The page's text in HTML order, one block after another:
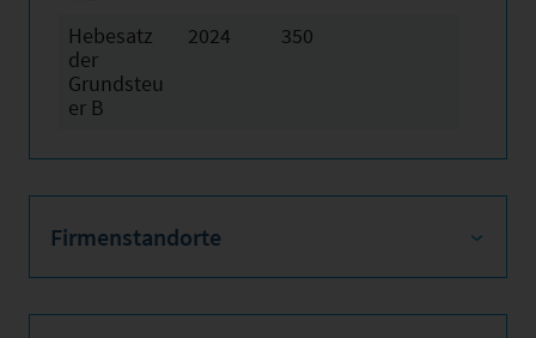
Hebesatz
der
Grundsteu
er B
2024 350
Firmenstandorte